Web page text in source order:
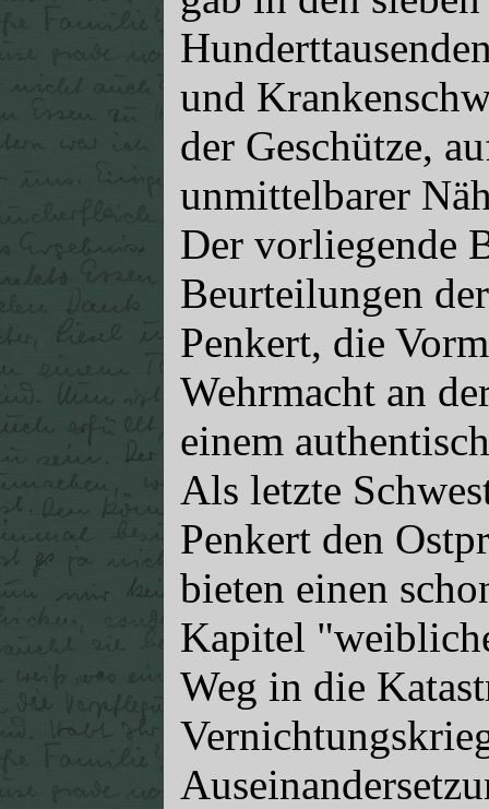
und
der Geschütze,
unmittelbarer
Der vorliegende
Beurteilungen
Penkert, die
Wehrmacht an
einem
Als letzte
Penkert den
bieten einen
Kapitel
Weg in die